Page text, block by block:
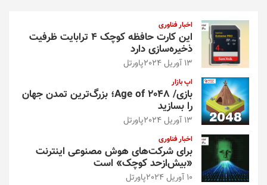
اخبار فناوری
این کارت حافظه کوچک ۴ ترابایت ظرفیت
ذخیره‌سازی دارد
13 آوریل 2024 پاورتل
اپ بازار
بازی/ Age of 2048؛ بزرگ‌ترین تمدن جهان
را بسازید
13 آوریل 2024 پاورتل
اخبار فناوری
برای شرکت‌های هوش مصنوعی اینترنت
«بیش‌از‌حد کوچک» است
10 آوریل 2024 پاورتل